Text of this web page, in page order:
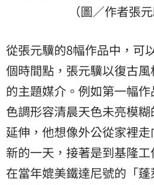
（圖／作者張
從張元驥的8幅作品中，可
個時間點，張元驥以復古
的主題媒介。例如第一幅
色調形容清晨天色未亮模
延伸，他想像外公從家裡
新的一天，接著是到基隆
在當年媲美鐵達尼號的「